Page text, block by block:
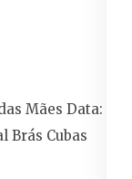
Mães Data:
Brás Cubas